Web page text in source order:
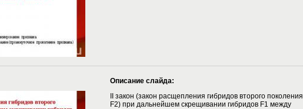
Описание слайда:
II закон (закон расщепления гибридов второго поколения
F2) при дальнейшем скрещивании гибридов F1 между